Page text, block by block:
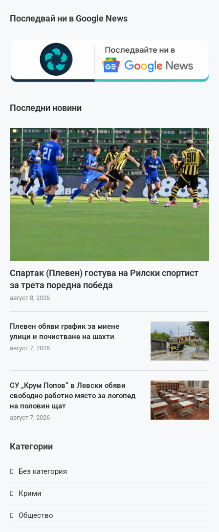
Последвай ни в Google News
Последни новини
Спартак (Плевен) гостува на Рилски спортист
за трета поредна победа
август 8, 2026
Плевен обяви график за миене
улици и почистване на шахти
август 7, 2026
СУ „Крум Попов“ в Левски обяви
свободно работно място за логопед
на половин щат
август 7, 2026
Категории
Без категория
Крими
Общество